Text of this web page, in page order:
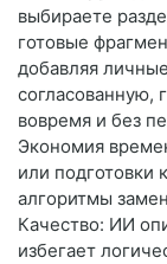
выбираете
готовые
добавляя
согласованную,
вовремя и без
Экономия
или подготовки
алгоритмы
Качество: ИИ
избегает